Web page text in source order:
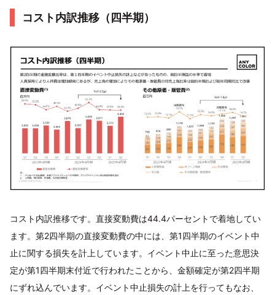
コスト内訳推移（四半期）
コスト内訳推移です。直接変動費は44.4パーセントで着地してい
ます。第2四半期の直接変動費の中には、第1四半期のイベント中
止に関する損失を計上しています。イベント中止に至った意思決
定が第1四半期末付近で行われたことから、金額確定が第2四半期
にずれ込んでいます。イベント中止損失の計上を行ってもなお、